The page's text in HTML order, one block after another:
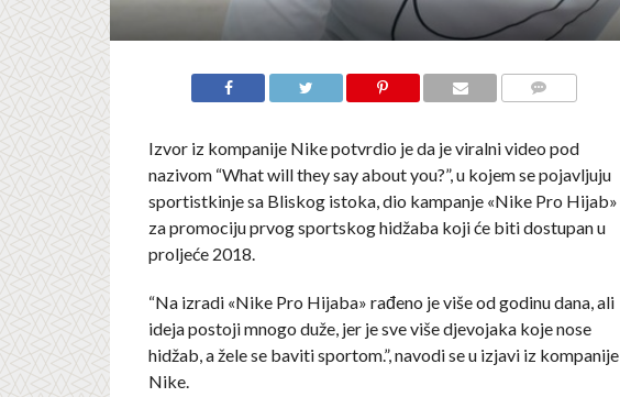
Izvor iz kompanije Nike potvrdio je da je viralni video pod
nazivom “What will they say about you?”, u kojem se pojavljuju
sportistkinje sa Bliskog istoka, dio kampanje «Nike Pro Hijab»
za promociju prvog sportskog hidžaba koji će biti dostupan u
proljeće 2018.
“Na izradi «Nike Pro Hijaba» rađeno je više od godinu dana, ali
ideja postoji mnogo duže, jer je sve više djevojaka koje nose
hidžab, a žele se baviti sportom.”, navodi se u izjavi iz kompanije
Nike.